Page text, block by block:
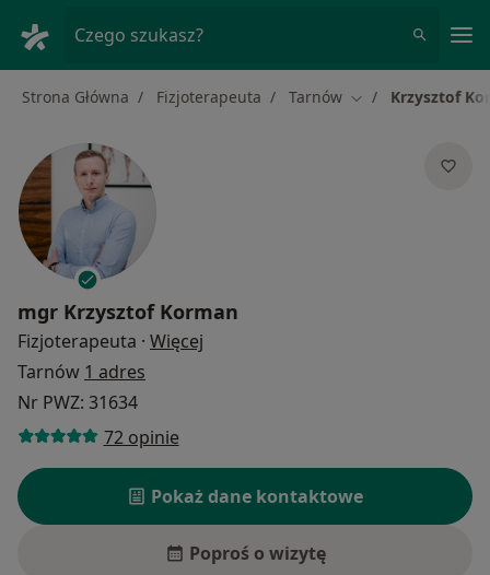
Czego szukasz?
Strona Główna Fizjoterapeuta Tarnów Zmień miasto
Krzysztof
mgr Krzysztof Korman
Fizjoterapeuta · Więcej
Tarnów 1 adres
Nr PWZ: 31634
72 opinie
Pokaż dane kontaktowe
Poproś o wizytę